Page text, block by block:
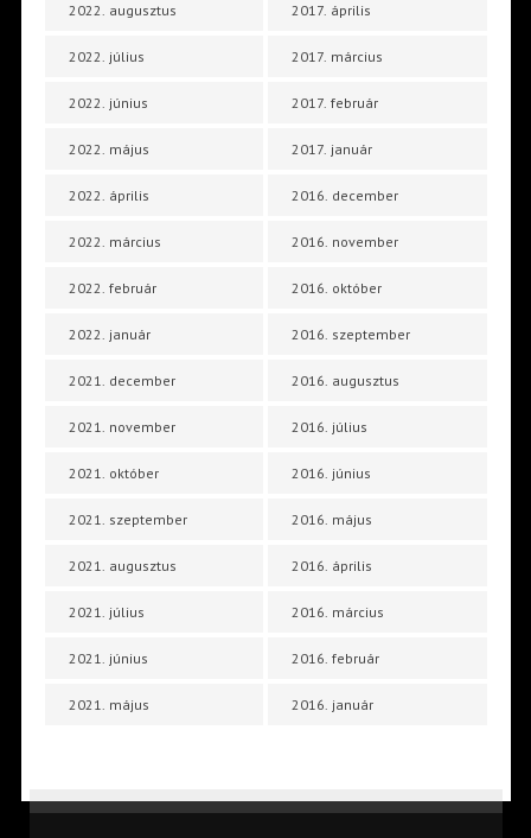
2022. augusztus
2022. július
2022. június
2022. május
2022. április
2022. március
2022. február
2022. január
2021. december
2021. november
2021. október
2021. szeptember
2021. augusztus
2021. július
2021. június
2021. május
2017. április
2017. március
2017. február
2017. január
2016. december
2016. november
2016. október
2016. szeptember
2016. augusztus
2016. július
2016. június
2016. május
2016. április
2016. március
2016. február
2016. január